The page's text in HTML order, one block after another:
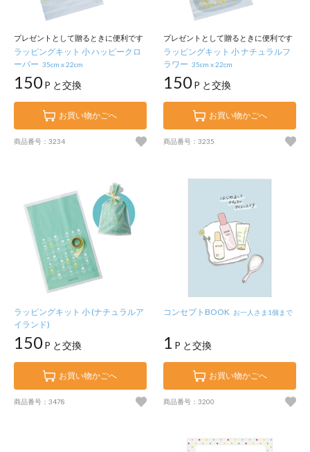
プレゼントとして贈るときに便利です
ラッピングキット 小 ハッピークロ
ーバー 35cm x 22cm
150P と交換
お買い物かごへ
商品番号：3234
プレゼントとして贈るときに便利です
ラッピングキット 小 ナチュラルフ
ラワー 35cm x 22cm
150P と交換
お買い物かごへ
商品番号：3235
ラッピングキット 小 (ナチュラルア
イランド)
150P と交換
お買い物かごへ
商品番号：3478
コンセプトBOOK お一人さま1個まで
1 P と交換
お買い物かごへ
商品番号：3200